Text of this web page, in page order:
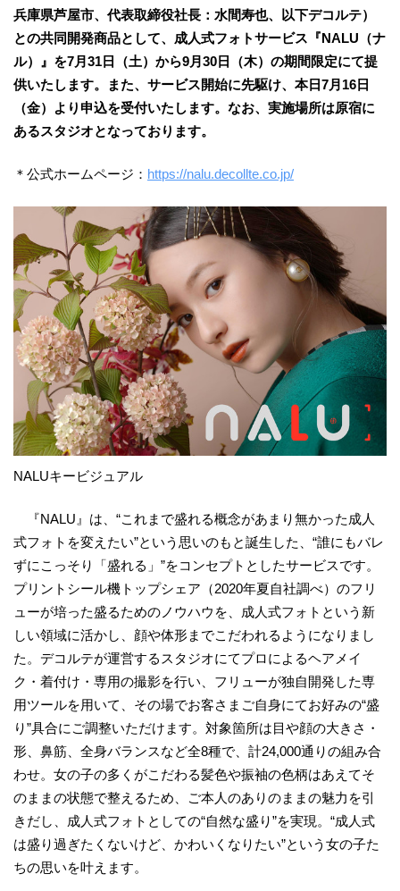
兵庫県芦屋市、代表取締役社長：水間寿也、以下デコルテ）
との共同開発商品として、成人式フォトサービス『NALU（ナ
ル）』を7月31日（土）から9月30日（木）の期間限定にて提
供いたします。また、サービス開始に先駆け、本日7月16日
（金）より申込を受付いたします。なお、実施場所は原宿に
あるスタジオとなっております。
＊公式ホームページ： https://nalu.decollte.co.jp/
NALUキービジュアル
​ 『NALU』は、“これまで盛れる概念があまり無かった成人
式フォトを変えたい”という思いのもと誕生した、“誰にもバレ
ずにこっそり「盛れる」”をコンセプトとしたサービスです。
プリントシール機トップシェア（2020年夏自社調べ）のフリ
ューが培った盛るためのノウハウを、成人式フォトという新
しい領域に活かし、顔や体形までこだわれるようになりまし
た。デコルテが運営するスタジオにてプロによるヘアメイ
ク・着付け・専用の撮影を行い、フリューが独自開発した専
用ツールを用いて、その場でお客さまご自身にてお好みの“盛
り”具合にご調整いただけます。対象箇所は目や顔の大きさ・
形、鼻筋、全身バランスなど全8種で、計24,000通りの組み合
わせ。女の子の多くがこだわる髪色や振袖の色柄はあえてそ
のままの状態で整えるため、ご本人のありのままの魅力を引
きだし、成人式フォトとしての“自然な盛り”を実現。“成人式
は盛り過ぎたくないけど、かわいくなりたい”という女の子た
ちの思いを叶えます。